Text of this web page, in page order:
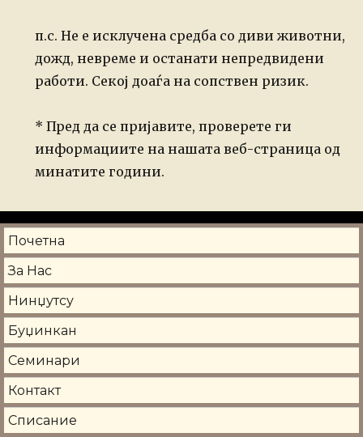
п.с. Не е исклучена средба со диви животни,
дожд, невреме и останати непредвидени
работи. Секој доаѓа на сопствен ризик.
* Пред да се пријавите, проверете ги
информациите на нашата веб-страница од
минатите години.
Почетна
За Нас
Нинџутсу
Буџинкан
Семинари
Контакт
Списание